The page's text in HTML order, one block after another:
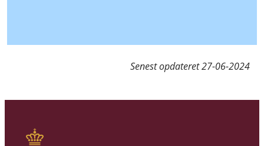
Senest opdateret27-06-2024